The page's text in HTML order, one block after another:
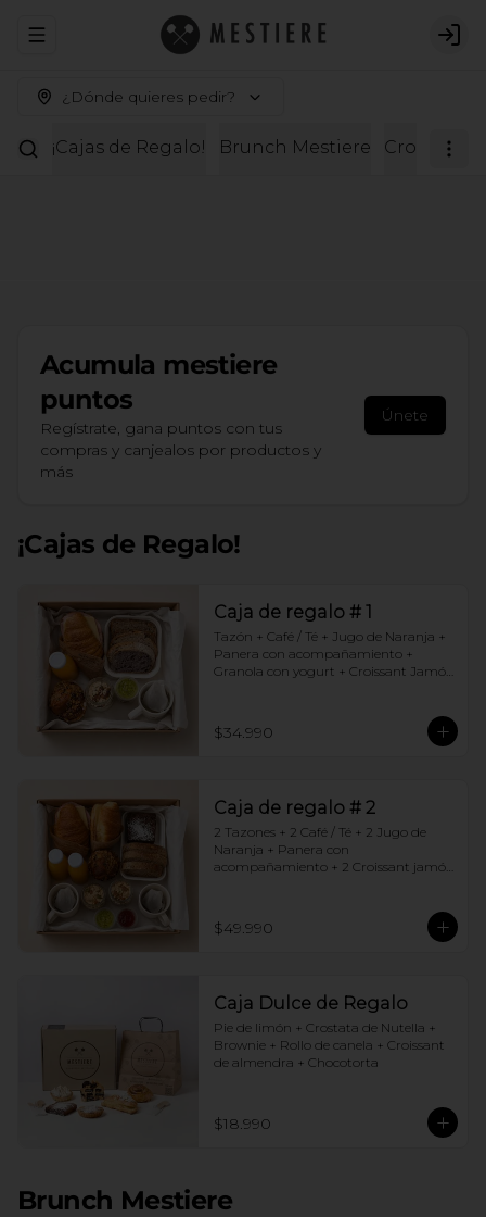
Abrir menu de navegación
¿Dónde quieres pedir?
¡Cajas de Regalo! Brunch Mestiere
Acumula mestiere
puntos
Regístrate, gana puntos con tus
compras y canjealos por productos y
más
Únete
¡Cajas de Regalo!
Caja de regalo # 1
Tazón + Café / Té + Jugo de Naranja +
Panera con acompañamiento +
Granola con yogurt + Croissant Jamón
$34.990
Caja de regalo # 2
2 Tazones + 2 Café / Té + 2 Jugo de
Naranja + Panera con
acompañamiento + 2 Croissant jamón
$49.990
Caja Dulce de Regalo
Pie de limón + Crostata de Nutella +
Brownie + Rollo de canela + Croissant
de almendra + Chocotorta
$18.990
Brunch Mestiere